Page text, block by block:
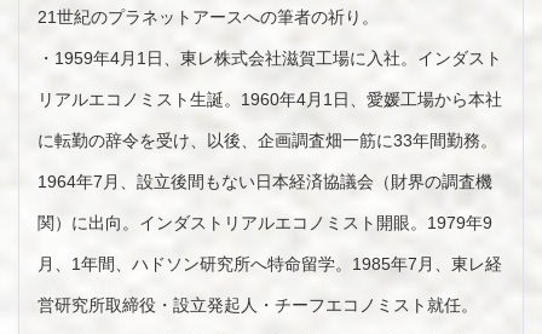
21世紀のプラネットアースへの筆者の祈り。
・1959年4月1日、東レ株式会社滋賀工場に入社。インダスト
リアルエコノミスト生誕。1960年4月1日、愛媛工場から本社
に転勤の辞令を受け、以後、企画調査畑一筋に33年間勤務。
1964年7月、設立後間もない日本経済協議会（財界の調査機
関）に出向。インダストリアルエコノミスト開眼。1979年9
月、1年間、ハドソン研究所へ特命留学。1985年7月、東レ経
営研究所取締役・設立発起人・チーフエコノミスト就任。